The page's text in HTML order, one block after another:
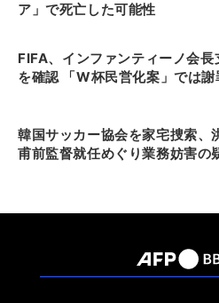
ア」で死亡した可能性
FIFA、インファンティーノ会長
を確認 「W杯民営化案」では謝
韓国サッカー協会を家宅捜索、
甫前監督就任めぐり業務妨害の